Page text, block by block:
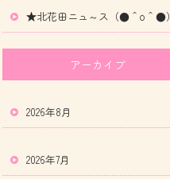
★北花田ニュ～ス（●＾o＾●）
アーカイブ
2026年8月
2026年7月